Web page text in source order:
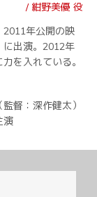
/ 紺野美優 役
2011年公開の映
に出演。2012年
を入れている。
督：深作健太）
演